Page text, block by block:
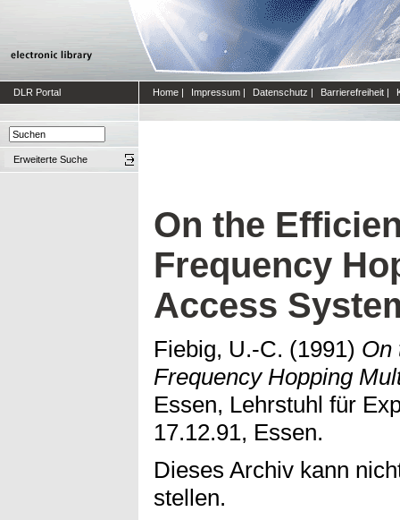
DLR Portal Home | Impressum | Datenschutz | Barrierefreiheit |
Erweiterte Suche
On the
Frequency
Access
Fiebig, U.-C. (1991) On
Frequency Hopping
Essen, Lehrstuhl für
17.12.91, Essen.
Dieses Archiv kann
stellen.